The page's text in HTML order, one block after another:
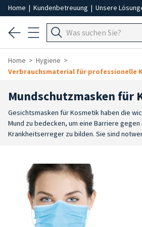
Home | Kundenbetreuung | Unsere
Home
Hygiene
Verbrauchsmaterial für professionelle
Mundschutzmasken für
Gesichtsmasken für Kosmetik haben die
Mund zu bedecken, um eine Barriere
Krankheitserreger zu bilden. Sie sind
anderen äußeren Einflüssen. Chirurgische
zeichnen sich durch eine hohe Filterleistung
ganzen Tag über einen optimalen
bieten eine hervorragende Passform und
verstellbaren Nasenbügels und der
Ohren geführt werden, perfekt an die